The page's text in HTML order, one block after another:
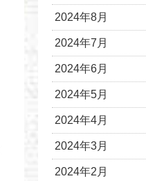
2024年8月
2024年7月
2024年6月
2024年5月
2024年4月
2024年3月
2024年2月